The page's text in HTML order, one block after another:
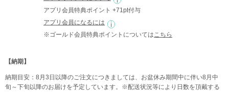
アプリ会員特典ポイント +71pt付与
アプリ会員になるには
※ゴールド会員特典ポイントについては こちら
【納期】
納期目安：8月3日以降のご注文につきましては、お盆休み期間中に伴い8月中
旬～下旬以降のお届けを予定しています。※配送状況等により日数を頂戴する